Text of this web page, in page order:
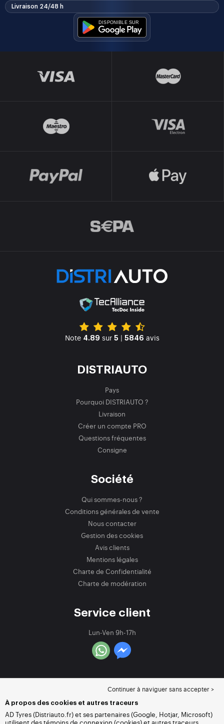
Livraison 24/48 h
Note 4.89 sur 5 | 5846 avis
DISTRIAUTO
Pays
Pourquoi DISTRIAUTO ?
Livraison
Créer un compte PRO
Questions fréquentes
Consigne
Société
Qui sommes-nous ?
Conditions générales de vente
Nous contacter
Gestion des cookies
Avis clients
Mentions légales
Charte de Confidentialité
Charte de modération
Service client
Lun-Ven 9h-17h
Continuer à naviguer sans accepter >
À propos des cookies et autres traceurs
AD Tyres (Distriauto.fr) et ses partenaires (Google, Hotjar, Microsoft)
utilisent des témoins de connexion (cookies) et autres traceurs